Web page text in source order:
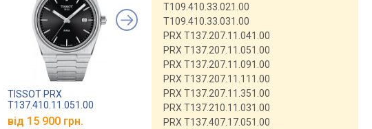
TISSOT PRX
T137.410.11.051.00
від 15 900 грн.
TISSOT Gentleman
Powermatic 80 Silicium
T127.407.11.041.00
від 46 500 грн.
T109.410.33.021.00
T109.410.33.031.00
PRX T137.207.11.041.00
PRX T137.207.11.051.00
PRX T137.207.11.091.00
PRX T137.207.11.111.00
PRX T137.207.11.351.00
PRX T137.210.11.031.00
PRX T137.407.17.051.00